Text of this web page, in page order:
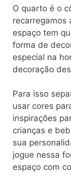
O quarto é o
recarregamos
espaço tem
forma de
especial na
decoração
Para isso
usar cores
inspirações
crianças e
sua
jogue nessa
espaço com